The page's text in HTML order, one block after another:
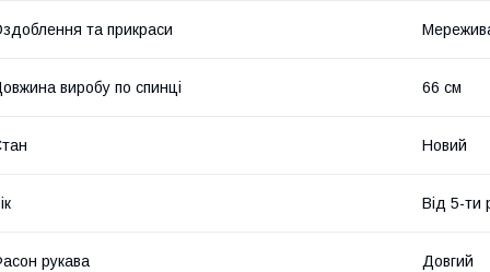
та прикраси
виробу по спинці 66 см
Новий
Від 5-ти
рукава Довгий